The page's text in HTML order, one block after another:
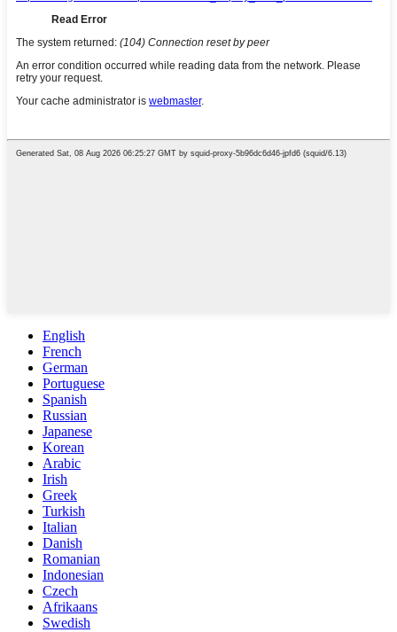
English
French
German
Portuguese
Spanish
Russian
Japanese
Korean
Arabic
Irish
Greek
Turkish
Italian
Danish
Romanian
Indonesian
Czech
Afrikaans
Swedish